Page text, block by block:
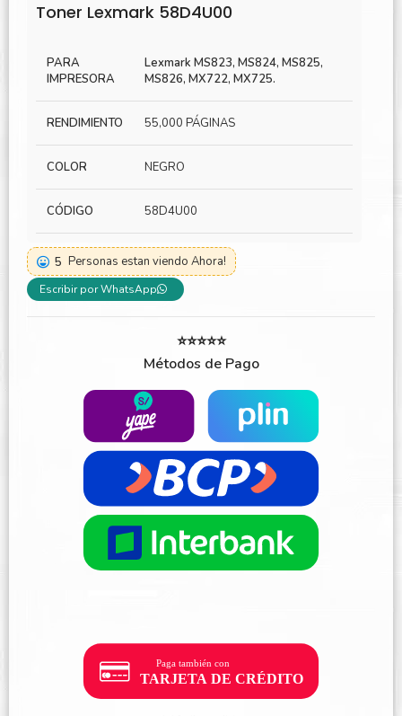
S/1,445.00.
Toner Lexmark 58D4U00
PARA
IMPRESORA
Lexmark MS823, MS824, MS825,
MS826, MX722, MX725.
RENDIMIENTO 55,000 PÁGINAS
COLOR NEGRO
CÓDIGO 58D4U00
5 Personas estan viendo Ahora!
Escribir por WhatsApp
⭐⭐⭐⭐⭐
Métodos de Pago